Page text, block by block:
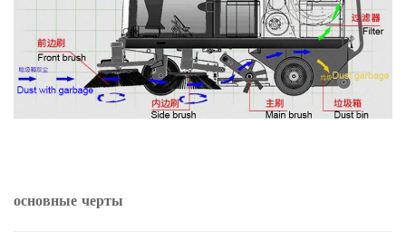
основные черты